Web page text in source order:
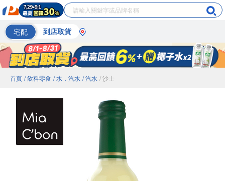
宅配 到店取貨
首頁 / 飲料零食 / 水．汽水 / 汽水 / 沙士